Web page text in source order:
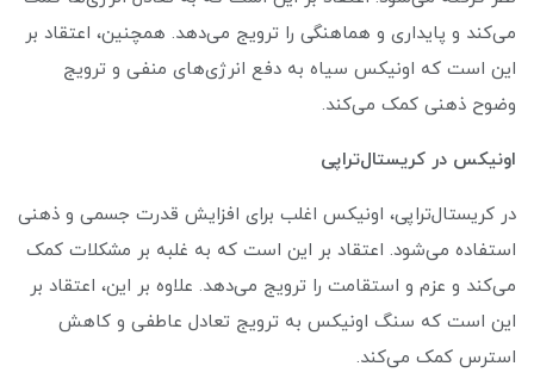
می‌کند و پایداری و هماهنگی را ترویج می‌دهد. همچنین، اعتقاد بر
این است که اونیکس سیاه به دفع انرژی‌های منفی و ترویج
وضوح ذهنی کمک می‌کند.
اونیکس در کریستال‌تراپی
در کریستال‌تراپی، اونیکس اغلب برای افزایش قدرت جسمی و ذهنی
استفاده می‌شود. اعتقاد بر این است که به غلبه بر مشکلات کمک
می‌کند و عزم و استقامت را ترویج می‌دهد. علاوه بر این، اعتقاد بر
این است که سنگ اونیکس به ترویج تعادل عاطفی و کاهش
استرس کمک می‌کند.